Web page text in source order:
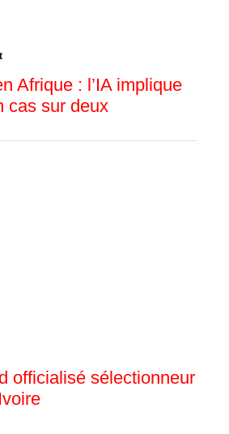
Afrique : l’IA implique
cas sur deux
officialisé sélectionneur